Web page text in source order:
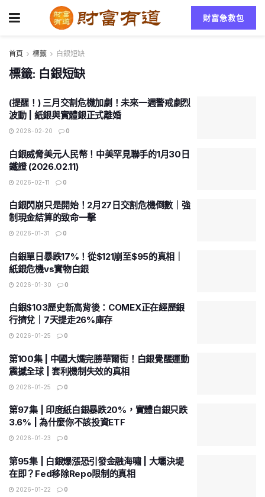
財富急救包
首頁 標籤 白銀短缺
標籤: 白銀短缺
(提醒！) 三月交割危機加劇！未來一週警戒劇烈
波動 | 紙銀與實體銀正式離婚
2026-02-20 0
白銀威脅美元人民幣！中美罕見聯手的1月30日
鐵證 (2026.02.11)
2026-02-11 0
白銀閃崩只是開始！2月27日交割危機倒數｜強
制現金結算的致命一擊
2026-01-31 0
白銀單日暴跌17%！從$121崩至$95的真相｜
紙銀危機vs實物白銀
2026-01-30 0
白銀$103歷史新高背後：COMEX正在經歷銀
行擠兌｜7天提走26%庫存
2026-01-25 0
第100集 | 中國大媽完勝華爾街！白銀覺醒運動
震撼全球 | 套利機制失效的真相
2026-01-25 0
第97集 | 印度紙白銀暴跌20%，實體白銀只跌
3.6% | 為什麼你不該投資ETF
2026-01-23 0
第95集 | 白銀爆漲恐引發金融海嘯 | 大壩決堤
在即？Fed移除Repo限制的真相
2026-01-22 0